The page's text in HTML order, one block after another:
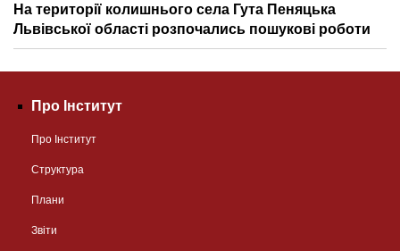
На території колишнього села Гута Пеняцька
Львівської області розпочались пошукові роботи
Про Інститут
Про Інститут
Структура
Плани
Звіти